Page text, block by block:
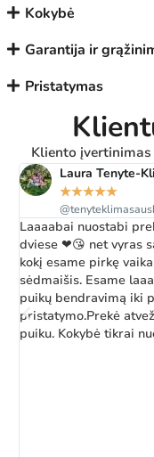
Kokybė
Garantija ir
Pristatymas
Kliento įvertinimas
Laura Tenyte-
★★★★★
Laaaabai nuostabi
dviese ❤😘 net vyras
kokį esame pirkę
sėdmaišis. Esame
puikų bendravimą iki
pristatymo.Prekė
puiku. Kokybė tikrai